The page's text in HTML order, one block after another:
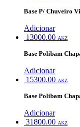
Base P/ Chuveiro
Adicionar
13000.00 AKZ
Base Polibam
Adicionar
15300.00 AKZ
Base Polibam
Adicionar
31800.00 AKZ